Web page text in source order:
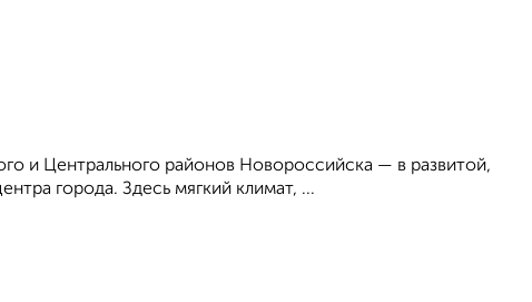
и Центрального районов Новороссийска — в развитой,
города. Здесь мягкий климат, ...